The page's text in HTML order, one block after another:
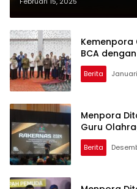
Kebangsaan
Kemenpora
BCA dengan
Berita
Menpora
Guru
Berita